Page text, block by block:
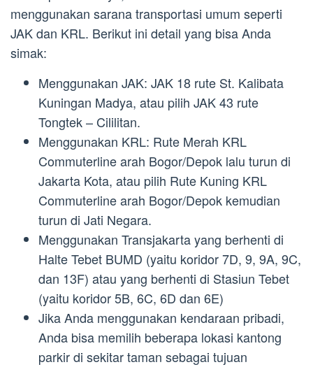
menggunakan sarana transportasi umum seperti
JAK dan KRL. Berikut ini detail yang bisa Anda
simak:
Menggunakan JAK: JAK 18 rute St. Kalibata
Kuningan Madya, atau pilih JAK 43 rute
Tongtek – Cililitan.
Menggunakan KRL: Rute Merah KRL
Commuterline arah Bogor/Depok lalu turun di
Jakarta Kota, atau pilih Rute Kuning KRL
Commuterline arah Bogor/Depok kemudian
turun di Jati Negara.
Menggunakan Transjakarta yang berhenti di
Halte Tebet BUMD (yaitu koridor 7D, 9, 9A, 9C,
dan 13F) atau yang berhenti di Stasiun Tebet
(yaitu koridor 5B, 6C, 6D dan 6E)
Jika Anda menggunakan kendaraan pribadi,
Anda bisa memilih beberapa lokasi kantong
parkir di sekitar taman sebagai tujuan